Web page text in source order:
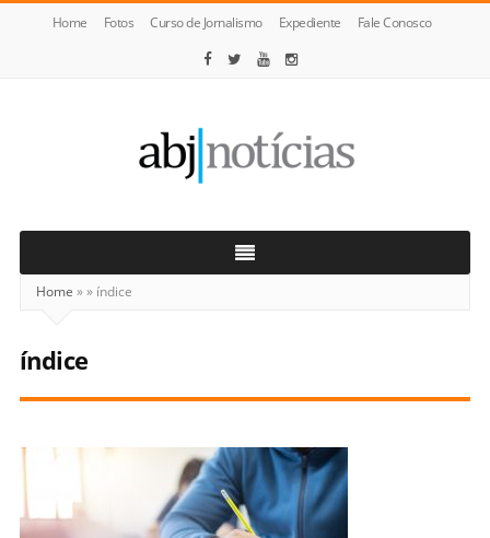
Home Fotos Curso de Jornalismo Expediente Fale Conosco
Notícias
Home »» índice
índice